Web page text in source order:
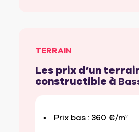
TERRAIN
Les prix d’un
constructible à
Prix bas : 360 €/m²